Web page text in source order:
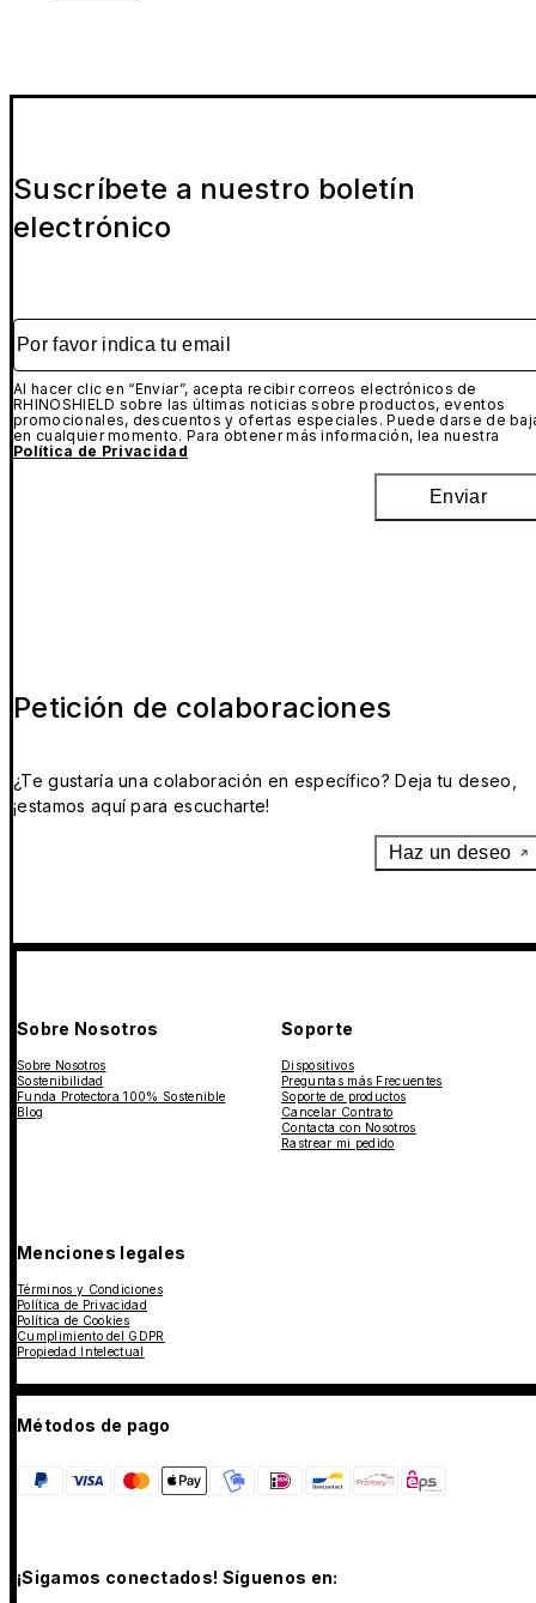
Suscríbete a nuestro boletín
electrónico
Por favor indica tu email
Al hacer clic en “Enviar”, acepta recibir correos electrónicos de
RHINOSHIELD sobre las últimas noticias sobre productos, eventos
promocionales, descuentos y ofertas especiales. Puede darse de
en cualquier momento. Para obtener más información, lea nuestra
Política de Privacidad
Enviar
Petición de colaboraciones
¿Te gustaría una colaboración en específico? Deja tu deseo,
¡estamos aquí para escucharte!
Haz un deseo
Sobre Nosotros
Sobre Nosotros
Sostenibilidad
Funda Protectora 100% Sostenible
Blog
Soporte
Dispositivos
Preguntas más Frecuentes
Soporte de productos
Cancelar Contrato
Contacta con Nosotros
Rastrear mi pedido
Menciones legales
Términos y Condiciones
Política de Privacidad
Política de Cookies
Cumplimiento del GDPR
Propiedad Intelectual
Métodos de pago
¡Sigamos conectados! Síguenos en: